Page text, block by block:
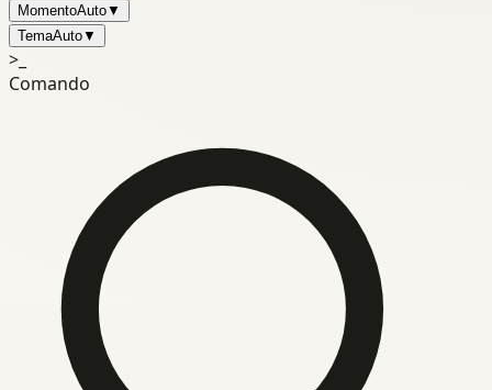
MomentoAuto▼
TemaAuto▼
>_
Comando